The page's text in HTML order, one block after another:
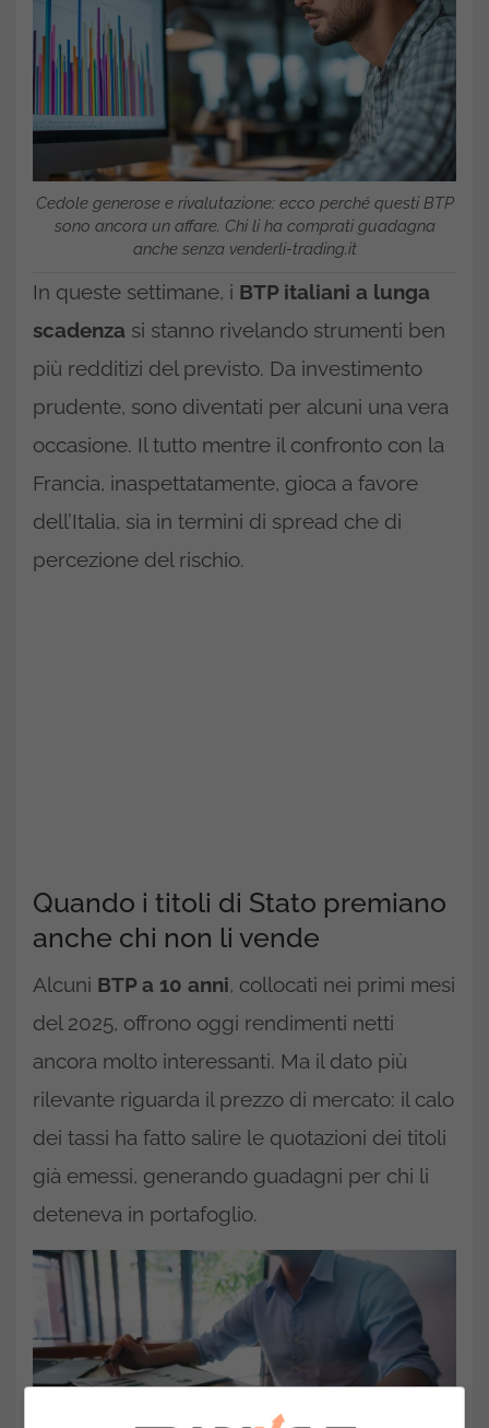
Cedole generose e rivalutazione: ecco perché questi BTP
sono ancora un affare. Chi li ha comprati guadagna
anche senza venderli-trading.it
In queste settimane, i BTP italiani a lunga
scadenza si stanno rivelando strumenti ben
più redditizi del previsto. Da investimento
prudente, sono diventati per alcuni una vera
occasione. Il tutto mentre il confronto con la
Francia, inaspettatamente, gioca a favore
dell’Italia, sia in termini di spread che di
percezione del rischio.
Quando i titoli di Stato premiano
anche chi non li vende
Alcuni BTP a 10 anni, collocati nei primi mesi
del 2025, offrono oggi rendimenti netti
ancora molto interessanti. Ma il dato più
rilevante riguarda il prezzo di mercato: il calo
dei tassi ha fatto salire le quotazioni dei titoli
già emessi, generando guadagni per chi li
deteneva in portafoglio.